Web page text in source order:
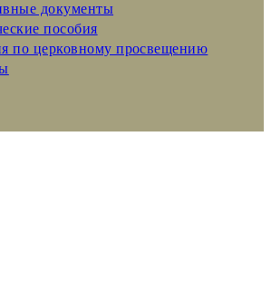
документы
пособия
по церковному просвещению